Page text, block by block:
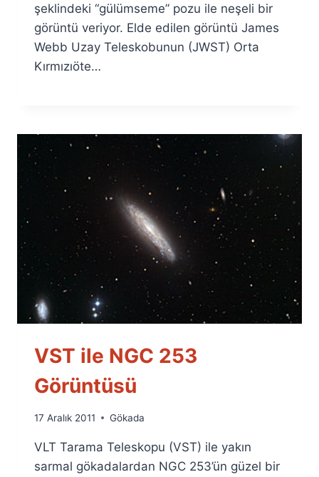
şeklindeki “gülümseme” pozu ile neşeli bir
görüntü veriyor. Elde edilen görüntü James
Webb Uzay Teleskobunun (JWST) Orta
Kırmızıöte…
VST ile NGC 253
Görüntüsü
By
Fuat
Özyar
17 Aralık 2011 Gökada
VLT Tarama Teleskopu (VST) ile yakın
sarmal gökadalardan NGC 253’ün güzel bir